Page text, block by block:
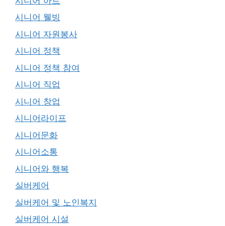
시니어 웰빙
시니어 자원봉사
시니어 정책
시니어 정책 참여
시니어 직업
시니어 창업
시니어라이프
시니어문화
시니어소통
시니어와 행복
실버케어
실버케어 및 노인복지
실버케어 시설